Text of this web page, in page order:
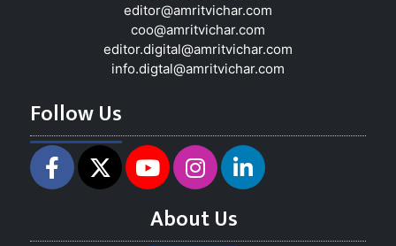
editor@amritvichar.com
coo@amritvichar.com
editor.digital@amritvichar.com
info.digtal@amritvichar.com
Follow Us
About Us